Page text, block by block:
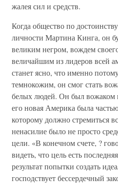
жалея сил и средств.
Когда общество по
личности Мартина Кинга, он
великим негром, вождем
величайшим из лидеров всей
станет ясно, что именно
темнокожим, он смог стать
белых людей. Он был вожаком
его новая Америка была
которому должно стремиться
ненасилие было не просто
цели. «В конечном счете, ?
видеть, что цель есть
результат попытки создать
господствует бессердечный